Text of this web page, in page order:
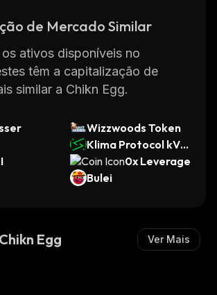
de Mercado Similar
ativos disponíveis no
têm a capitalização de
similar a Chikn Egg.
Wizzwoods Token
Klima Protocol kVC
M
0x Leverage
Bulei
Egg Ver Mais